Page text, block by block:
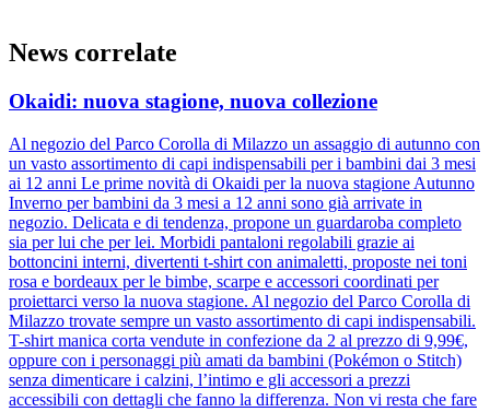
News correlate
Okaidi: nuova stagione, nuova collezione
Al negozio del Parco Corolla di Milazzo un assaggio di autunno con
un vasto assortimento di capi indispensabili per i bambini dai 3 mesi
ai 12 anni Le prime novità di Okaidi per la nuova stagione Autunno
Inverno per bambini da 3 mesi a 12 anni sono già arrivate in
negozio. Delicata e di tendenza, propone un guardaroba completo
sia per lui che per lei. Morbidi pantaloni regolabili grazie ai
bottoncini interni, divertenti t-shirt con animaletti, proposte nei toni
rosa e bordeaux per le bimbe, scarpe e accessori coordinati per
proiettarci verso la nuova stagione. Al negozio del Parco Corolla di
Milazzo trovate sempre un vasto assortimento di capi indispensabili.
T-shirt manica corta vendute in confezione da 2 al prezzo di 9,99€,
oppure con i personaggi più amati da bambini (Pokémon o Stitch)
senza dimenticare i calzini, l’intimo e gli accessori a prezzi
accessibili con dettagli che fanno la differenza. Non vi resta che fare